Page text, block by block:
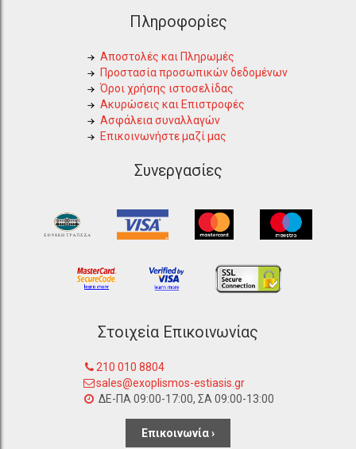
Πληροφορίες
Αποστολές και Πληρωμές
Προστασία προσωπικών δεδομένων
Όροι χρήσης ιστοσελίδας
Ακυρώσεις και Επιστροφές
Ασφάλεια συναλλαγών
Επικοινωνήστε μαζί μας
Συνεργασίες
Στοιχεία Επικοινωνίας
210 010 8804
sales@exoplismos-estiasis.gr
ΔΕ-ΠΑ 09:00-17:00, ΣΑ 09:00-13:00
Επικοινωνία ›